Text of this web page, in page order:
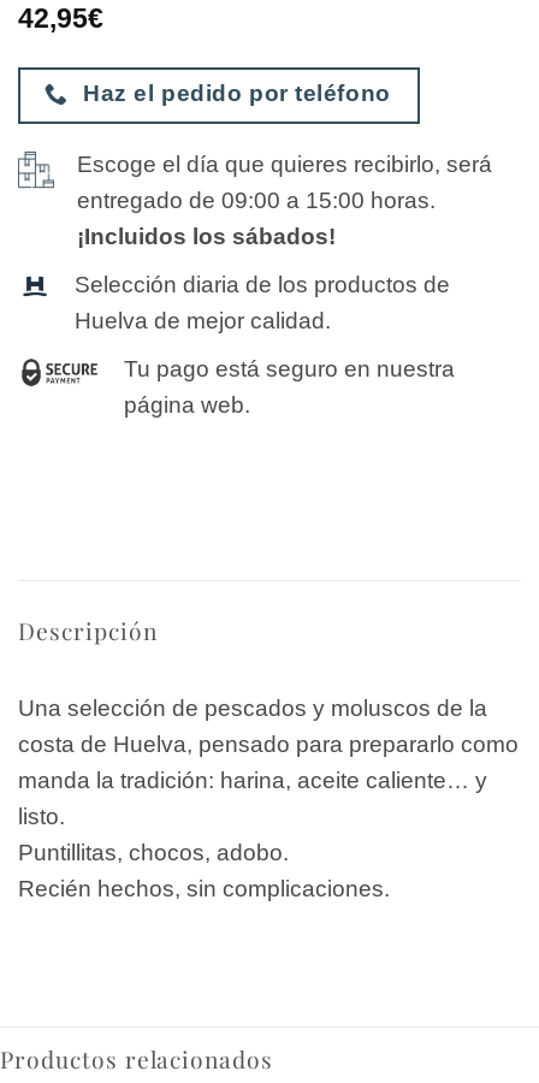
42,95€
Haz el pedido por teléfono
Escoge el día que quieres recibirlo, será
entregado de 09:00 a 15:00 horas.
¡Incluidos los sábados!
Selección diaria de los productos de
Huelva de mejor calidad.
Tu pago está seguro en nuestra
página web.
Descripción
Una selección de pescados y moluscos de la
costa de Huelva, pensado para prepararlo como
manda la tradición: harina, aceite caliente… y
listo.
Puntillitas, chocos, adobo.
Recién hechos, sin complicaciones.
Productos relacionados